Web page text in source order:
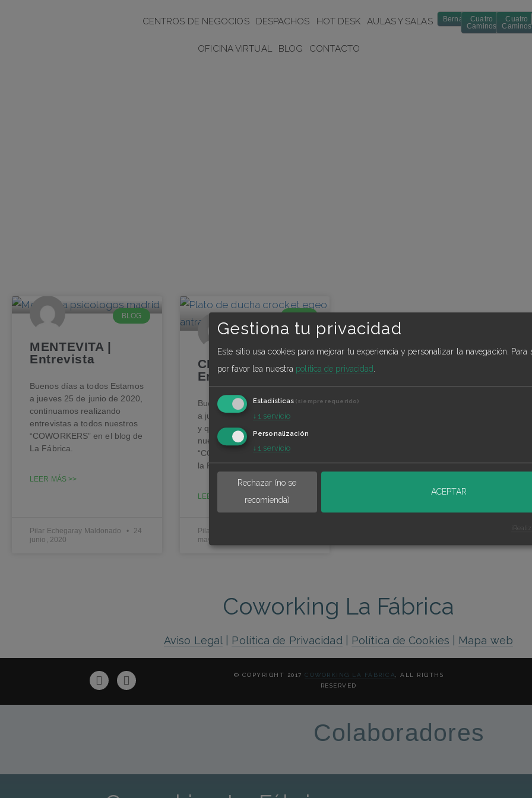
CENTROS DE NEGOCIOS DESPACHOS HOT DESK AULAS Y SALAS
OFICINA VIRTUAL BLOG CONTACTO
BernabéuCuatro
Caminos
Cuatro
Caminos
BLOG
MENTEVITA |
Entrevista
Buenos días a todos Estamos
a jueves 25 de junio de 2020,
continuamos realizando
entrevistas a todos nuestros
“COWORKERS” en el blog de
La Fábrica.
LEER MÁS >>
Pilar Echegaray Maldonado
24
junio, 2020
CROCKET |
Entrevista
Buenos días a todos Estamos
a jueves 28 de mayo de 2020
y queremos inaugurar
nuestro nuevo espacio
“COWORKERS” en el blog de
la Fábrica
LEER MÁS >>
Pilar Echegaray Maldonado
mayo, 2020
Coworking La Fábrica
Aviso Legal Política de Privacidad Política de Cookies Mapa web
© COPYRIGHT 2017COWORKING LA FÁBRICA
, ALL RIGTHS
RESERVED
Colaboradores
Gestiona tu privacidad
Este sitio usa cookies para mejorar tu experiencia y personalizar la navegación.
Para
por favor lea nuestra política de privacidad
Estadísticas (siempre requerido)
↓ 1 servicio
Personalización
↓ 1 servicio
Rechazar (no se
recomienda)
ACEPTAR